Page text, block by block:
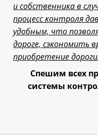
и собственника в
процесс контроля
удобным, что
дороге, сэкономить
приобретение
Спешим всех
системы